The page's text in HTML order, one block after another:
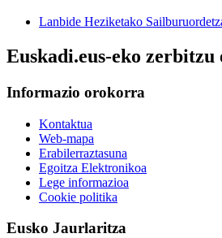
Lanbide Heziketako
Euskadi.eus-eko
Informazio orokorra
Kontaktua
Web-mapa
Erabilerraztasuna
Egoitza Elektronikoa
Lege informazioa
Cookie politika
Eusko Jaurlaritza